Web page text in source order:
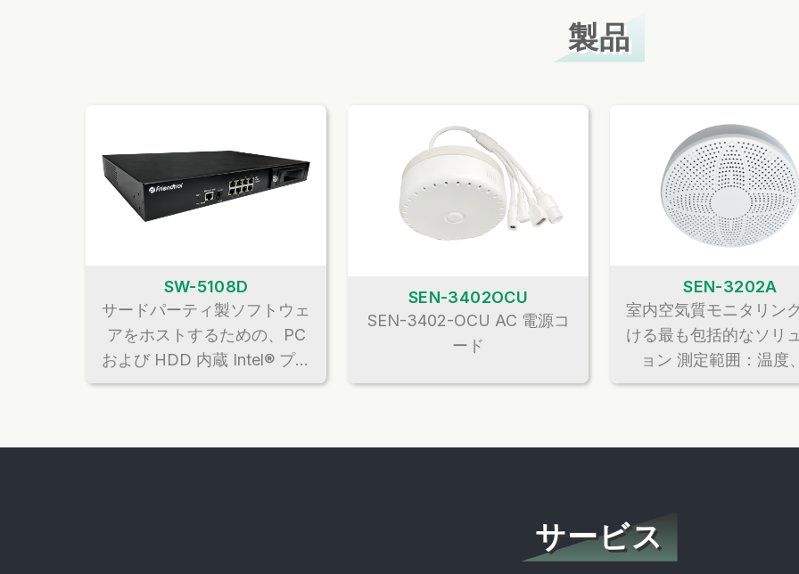
製品
SW-5108D
サードパーティ製ソフトウェ
アをホストするための、PC
および HDD 内蔵 Intel® プラ
ットフォームを統合 ローカ
SEN-3402OCU
SEN-3402-OCU AC 電源コ
ード
SEN-3202A
室内空気質モニタリン
ける最も包括的なソリ
ョン 測定範囲：温度
度、CO2、PM2.5、
サービス